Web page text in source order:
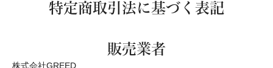
特定商取引法に基づく表記
販売業者
株式会社GREED